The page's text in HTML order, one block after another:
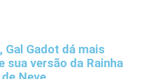
Gal Gadot dá mais
sua versão da Rainha